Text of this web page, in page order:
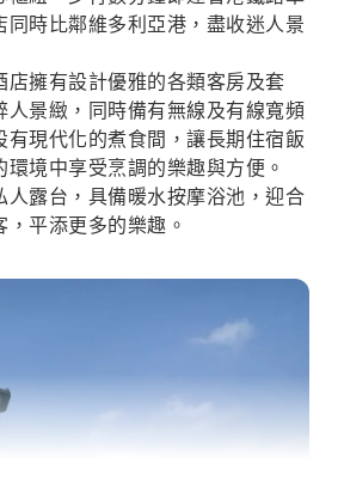
同時比鄰維多利亞港，盡收迷人景
店擁有設計優雅的各類客房及套
人景緻，同時備有無線及有線寬頻
有現代化的煮食間，讓長期住宿飯
境中享受烹調的樂趣與方便。
人露台，具備暖水按摩浴池，迎合
平添更多的樂趣。